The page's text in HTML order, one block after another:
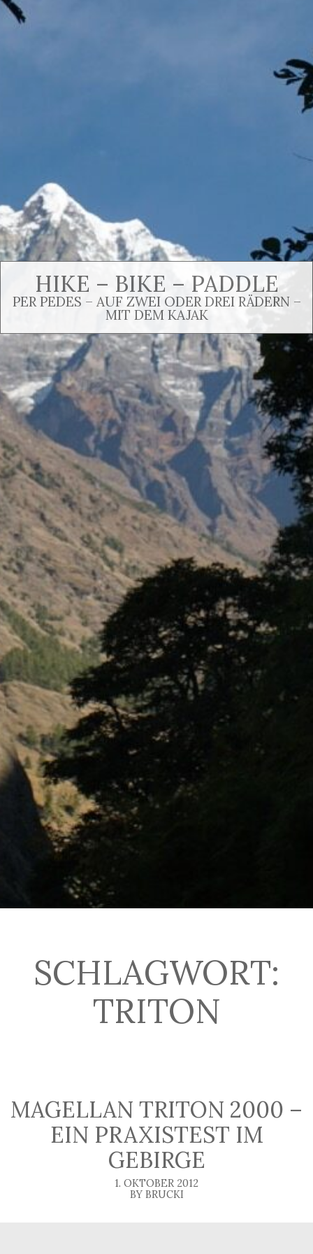
HIKE – BIKE – PADDLE
PER PEDES – AUF ZWEI ODER DREI RÄDERN –
MIT DEM KAJAK
SCHLAGWORT:
TRITON
MAGELLAN TRITON 2000 –
EIN PRAXISTEST IM
GEBIRGE
1. OKTOBER 2012
BY BRUCKI